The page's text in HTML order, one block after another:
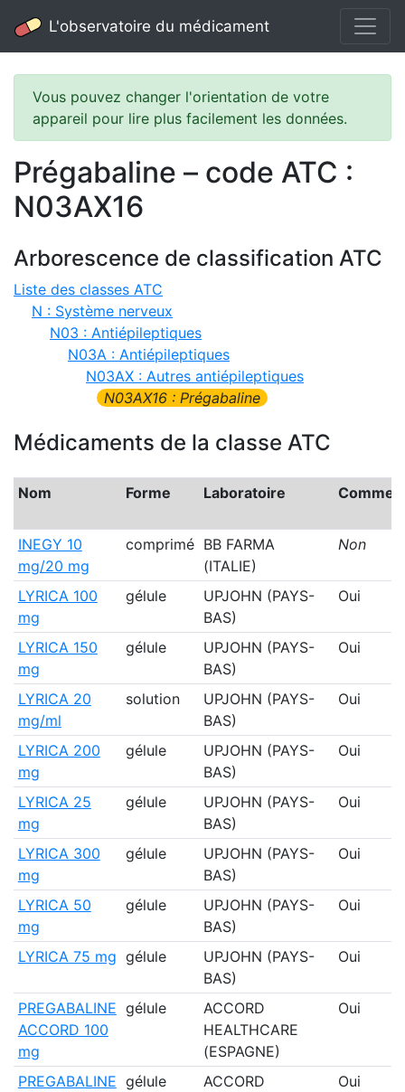
L'observatoire du médicament
Vous pouvez changer l'orientation de votre
appareil pour lire plus facilement les données.
Prégabaline – code ATC :
N03AX16
Arborescence de classification ATC
Liste des classes ATC
N : Système nerveux
N03 : Antiépileptiques
N03A : Antiépileptiques
N03AX : Autres antiépileptiques
N03AX16 : Prégabaline
Médicaments de la classe ATC
Nom Forme Laboratoire
INEGY 10
mg/20 mg
comprimé BB FARMA
(ITALIE)
Non
LYRICA 100
mg
gélule
UPJOHN (PAYS-
BAS)
Oui
LYRICA 150
mg
gélule
UPJOHN (PAYS-
BAS)
Oui
LYRICA 20
mg/ml
solution
UPJOHN (PAYS-
BAS)
Oui
LYRICA 200
mg
gélule
UPJOHN (PAYS-
BAS)
Oui
LYRICA 25
mg
gélule
UPJOHN (PAYS-
BAS)
Oui
LYRICA 300
mg
gélule
UPJOHN (PAYS-
BAS)
Oui
LYRICA 50
mg
gélule
UPJOHN (PAYS-
BAS)
Oui
LYRICA 75 mg gélule
UPJOHN (PAYS-
BAS)
Oui
PREGABALINE
ACCORD 100
mg
gélule
ACCORD
HEALTHCARE
(ESPAGNE)
Oui
PREGABALINE gélule
ACCORD
Oui